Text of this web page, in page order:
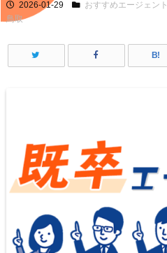
2026-01-29 おすすめエージェント
鳥取
B!